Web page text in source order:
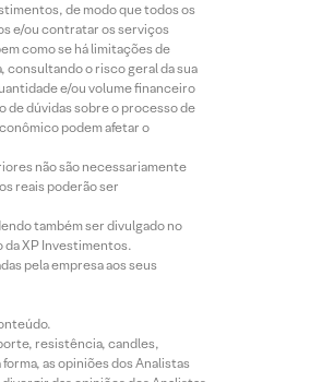
de modo que todos os
e/ou contratar os serviços
como se há limitações de
consultando o risco geral da sua
e/ou volume financeiro
de dúvidas sobre o processo de
podem afetar o
não são necessariamente
reais poderão ser
também ser divulgado no
da XP Investimentos.
pela empresa aos seus
resistência, candles,
as opiniões dos Analistas